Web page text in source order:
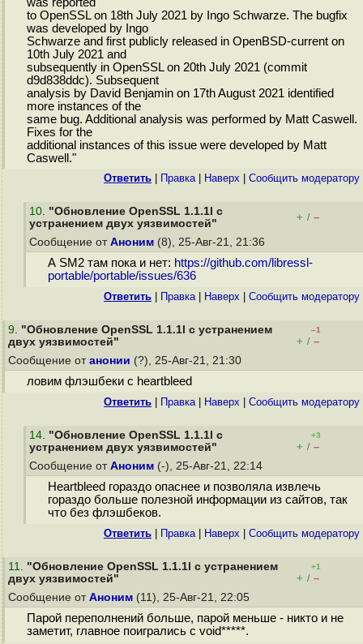
to OpenSSL on 18th July 2021 by Ingo Schwarze. The bugfix
was developed by Ingo
Schwarze and first publicly released in OpenBSD-current on
10th July 2021 and
subsequently in OpenSSL on 20th July 2021 (commit
d9d838ddc). Subsequent
analysis by David Benjamin on 17th August 2021 identified
more instances of the
same bug. Additional analysis was performed by Matt Caswell.
Fixes for the
additional instances of this issue were developed by Matt
Caswell."
Ответить Правка| Наверх Cообщить модератору
10. "Обновление OpenSSL 1.1.1l с
устранением двух уязвимостей"
+ / –
Сообщение от Аноним (8), 25-Авг-21, 21:36
А SM2 там пока и нет: https://github.com/libressl-
portable/portable/issues/636
Ответить Правка| Наверх Cообщить модератору
9. "Обновление OpenSSL 1.1.1l с устранением
двух уязвимостей"
–1
+ / –
Сообщение от анонии (?), 25-Авг-21, 21:30
ловим флэшбеки с heartbleed
Ответить Правка| Наверх Cообщить модератору
14. "Обновление OpenSSL 1.1.1l с
устранением двух уязвимостей"
+3
+ / –
Сообщение от Аноним (-), 25-Авг-21, 22:14
Heartbleed гораздо опаснее и позволяла извлечь
гораздо больше полезной информации из сайтов, так
что без флэшбеков.
Ответить Правка| Наверх Cообщить модератору
11. "Обновление OpenSSL 1.1.1l с устранением
двух уязвимостей"
+1
+ / –
Сообщение от Аноним (11), 25-Авг-21, 22:05
Парой переполнений больше, парой меньше - никто и не
заметит, главное поигрались с void*****.